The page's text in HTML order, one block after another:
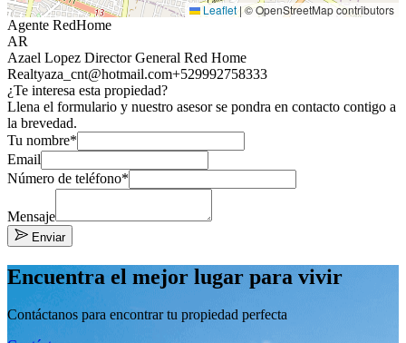
Leaflet|© OpenStreetMap contributors
Agente RedHome
AR
Azael Lopez Director General Red Home
Realtyaza_cnt@hotmail.com+529992758333
¿Te interesa esta propiedad?
Llena el formulario y nuestro asesor se pondra en contacto contigo a
la brevedad.
Tu nombre*
Email
Número de teléfono*
Mensaje
Enviar
Encuentra el mejor lugar para vivir
Contáctanos para encontrar tu propiedad perfecta